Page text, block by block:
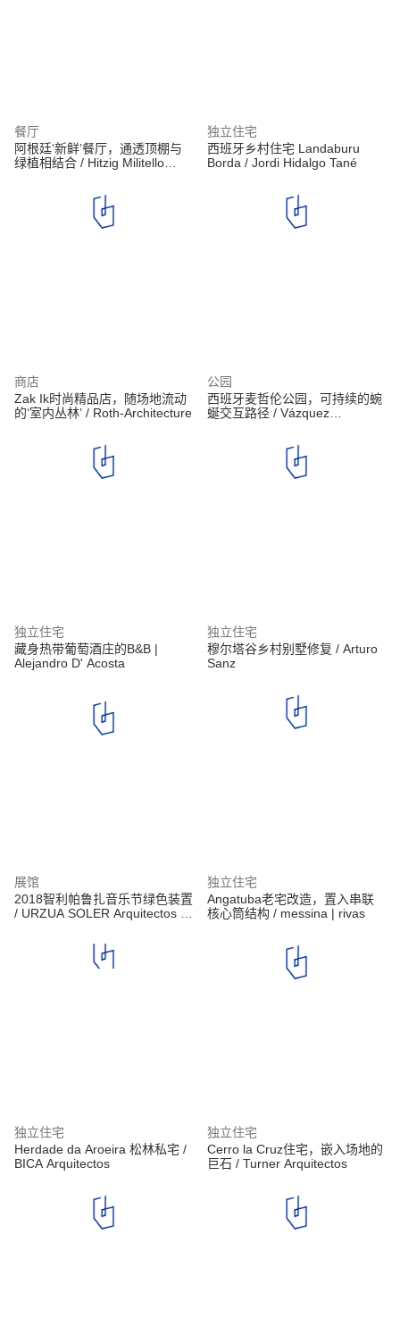
餐厅
阿根廷‘新鲜’餐厅，通透顶棚与
绿植相结合 / Hitzig Militello
独立住宅
西班牙乡村住宅 Landaburu
Borda / Jordi Hidalgo Tané
商店
Zak Ik时尚精品店，随场地流动
的‘室内丛林’ / Roth-Architecture
公园
西班牙麦哲伦公园，可持续的蜿
蜒交互路径 / Vázquez
独立住宅
藏身热带葡萄酒庄的B&B |
Alejandro D' Acosta
独立住宅
穆尔塔谷乡村别墅修复 / Arturo
Sanz
展馆
2018智利帕鲁扎音乐节绿色装置
/ URZUA SOLER Arquitectos +
独立住宅
Angatuba老宅改造，置入串联
核心筒结构 / messina | rivas
独立住宅
Herdade da Aroeira 松林私宅 /
BICA Arquitectos
独立住宅
Cerro la Cruz住宅，嵌入场地的
巨石 / Turner Arquitectos